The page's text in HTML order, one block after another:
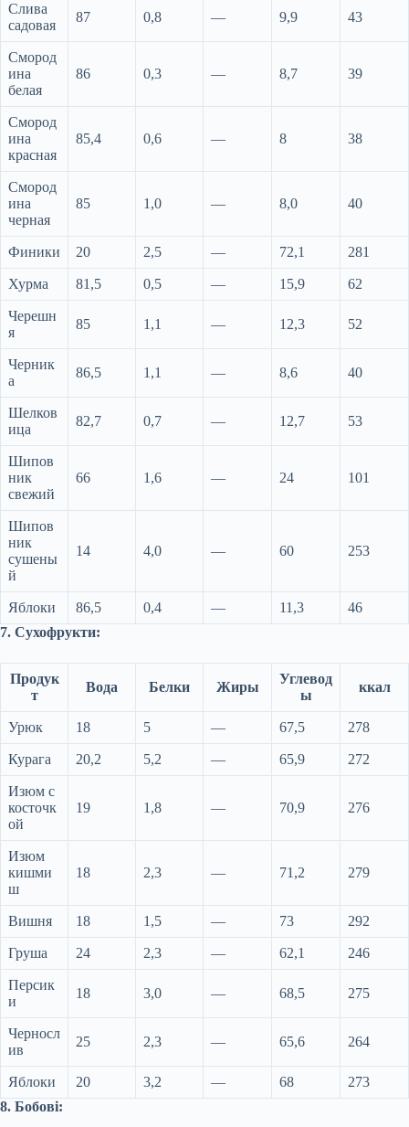
Слива
садовая
87 0,8 — 9,9 43
Смород
ина
белая
86 0,3 — 8,7 39
Смород
ина
красная
85,4 0,6 — 8 38
Смород
ина
черная
85 1,0 — 8,0 40
Финики 20 2,5 — 72,1 281
Хурма 81,5 0,5 — 15,9 62
Черешн
я
85 1,1 — 12,3 52
Черник
а
86,5 1,1 — 8,6 40
Шелков
ица
82,7 0,7 — 12,7 53
Шипов
ник
свежий
66 1,6 — 24 101
Шипов
ник
сушены
й
14 4,0 — 60 253
Яблоки 86,5 0,4 — 11,3
46
7. Сухофрукти:
Продук
т
Вода Белки Жиры
Углевод
ы
ккал
Урюк 18 5 — 67,5 278
Курага 20,2 5,2 — 65,9 272
Изюм с
косточк
ой
19 1,8 — 70,9 276
Изюм
кишми
ш
18 2,3 — 71,2 279
Вишня 18 1,5 — 73 292
Груша 24 2,3 — 62,1 246
Персик
и
18 3,0 — 68,5 275
Черносл
ив
25 2,3 — 65,6 264
Яблоки 20 3,2 — 68
273
8. Бобові: